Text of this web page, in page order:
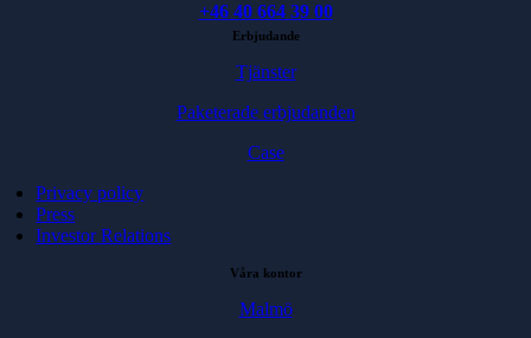
+46 40 664 39 00
Erbjudande
Tjänster
Paketerade erbjudanden
Case
Privacy policy
Press
Investor Relations
Våra kontor
Malmö